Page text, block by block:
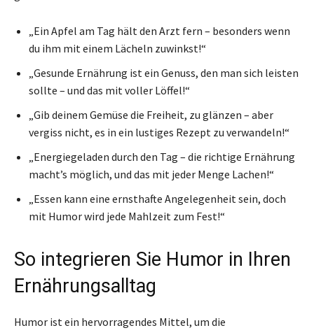
„Ein Apfel am Tag hält den Arzt fern – besonders wenn
du ihm mit einem Lächeln zuwinkst!“
„Gesunde Ernährung ist ein Genuss, den man sich leisten
sollte – und das mit voller Löffel!“
„Gib deinem Gemüse die Freiheit, zu glänzen – aber
vergiss nicht, es in ein lustiges Rezept zu verwandeln!“
„Energiegeladen durch den Tag – die richtige Ernährung
macht’s möglich, und das mit jeder Menge Lachen!“
„Essen kann eine ernsthafte Angelegenheit sein, doch
mit Humor wird jede Mahlzeit zum Fest!“
So integrieren Sie Humor in Ihren
Ernährungsalltag
Humor ist ein hervorragendes Mittel, um die